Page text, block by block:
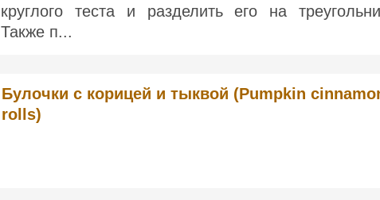
круглого теста и разделить его на
Также п...
Булочки с корицей и тыквой (Pumpkin
rolls)